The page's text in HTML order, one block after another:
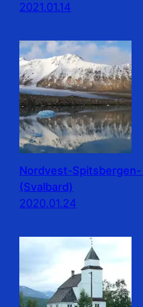
2021.01.14
Nordvest-Spitsbergen-
(Svalbard)
2020.01.24